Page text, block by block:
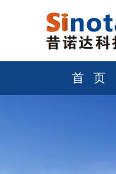
首 页